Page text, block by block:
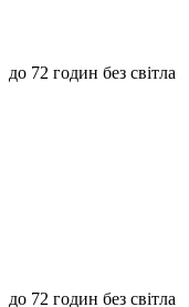
до 72 годин без світла
до 72 годин без світла